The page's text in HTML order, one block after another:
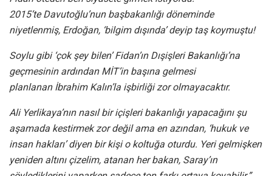
2015’te Davutoğlu’nun başbakanlığı döneminde
niyetlenmiş, Erdoğan, ‘bilgim dışında’ deyip taş koymuştu!
Soylu gibi ‘çok şey bilen’ Fidan’ın Dışişleri Bakanlığı’na
geçmesinin ardından MİT’in başına gelmesi
planlanan İbrahim Kalın’la işbirliği zor olmayacaktır.
Ali Yerlikaya’nın nasıl bir içişleri bakanlığı yapacağını şu
aşamada kestirmek zor değil ama en azından, ‘hukuk ve
insan hakları’ diyen bir kişi o koltuğa oturdu. Yeri gelmişken
yeniden altını çizelim, atanan her bakan, Saray’ın